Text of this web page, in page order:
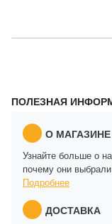
ПОЛЕЗНАЯ
О МАГАЗИНЕ
Узнайте больше о
почему они
Подробнее
ДОСТАВКА